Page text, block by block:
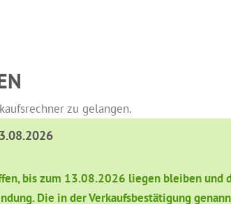
zu gelangen.
bis zum 13.08.2026 liegen bleiben und
Die in der Verkaufsbestätigung